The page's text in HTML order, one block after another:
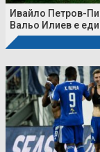
Ивайло Петров-
Вальо Илиев е